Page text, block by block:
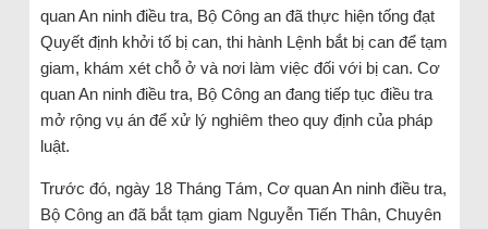
quan An ninh điều tra, Bộ Công an đã thực hiện tống đạt
Quyết định khởi tố bị can, thi hành Lệnh bắt bị can để tạm
giam, khám xét chỗ ở và nơi làm việc đối với bị can. Cơ
quan An ninh điều tra, Bộ Công an đang tiếp tục điều tra
mở rộng vụ án để xử lý nghiêm theo quy định của pháp
luật.
Trước đó, ngày 18 Tháng Tám, Cơ quan An ninh điều tra,
Bộ Công an đã bắt tạm giam Nguyễn Tiến Thân, Chuyên